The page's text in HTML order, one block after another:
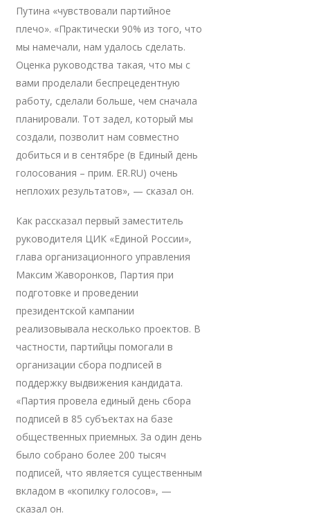
Путина «чувствовали партийное
плечо». «Практически 90% из того, что
мы намечали, нам удалось сделать.
Оценка руководства такая, что мы с
вами проделали беспрецедентную
работу, сделали больше, чем сначала
планировали. Тот задел, который мы
создали, позволит нам совместно
добиться и в сентябре (в Единый день
голосования – прим. ER.RU) очень
неплохих результатов», — сказал он.
Как рассказал первый заместитель
руководителя ЦИК «Единой России»,
глава организационного управления
Максим Жаворонков, Партия при
подготовке и проведении
президентской кампании
реализовывала несколько проектов. В
частности, партийцы помогали в
организации сбора подписей в
поддержку выдвижения кандидата.
«Партия провела единый день сбора
подписей в 85 субъектах на базе
общественных приемных. За один день
было собрано более 200 тысяч
подписей, что является существенным
вкладом в «копилку голосов», —
сказал он.